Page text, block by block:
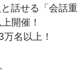
話せる「会話
開催！
名以上！